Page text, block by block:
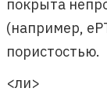
покрыта
(например,
пористостью.
<ли>